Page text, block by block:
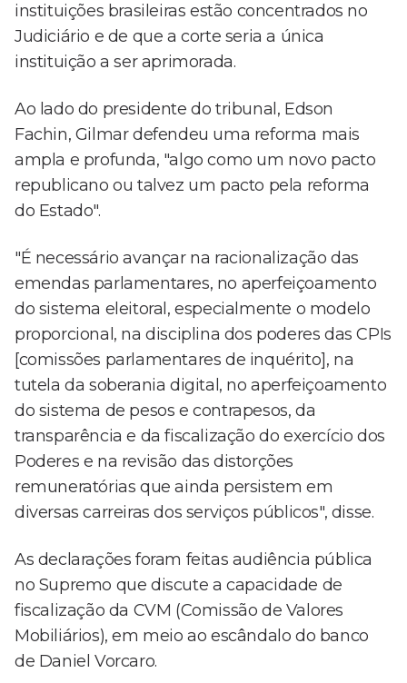
instituições brasileiras estão concentrados no
Judiciário e de que a corte seria a única
instituição a ser aprimorada.
Ao lado do presidente do tribunal, Edson
Fachin, Gilmar defendeu uma reforma mais
ampla e profunda, "algo como um novo pacto
republicano ou talvez um pacto pela reforma
do Estado".
"É necessário avançar na racionalização das
emendas parlamentares, no aperfeiçoamento
do sistema eleitoral, especialmente o modelo
proporcional, na disciplina dos poderes das CPIs
[comissões parlamentares de inquérito], na
tutela da soberania digital, no aperfeiçoamento
do sistema de pesos e contrapesos, da
transparência e da fiscalização do exercício dos
Poderes e na revisão das distorções
remuneratórias que ainda persistem em
diversas carreiras dos serviços públicos", disse.
As declarações foram feitas audiência pública
no Supremo que discute a capacidade de
fiscalização da CVM (Comissão de Valores
Mobiliários), em meio ao escândalo do banco
de Daniel Vorcaro.